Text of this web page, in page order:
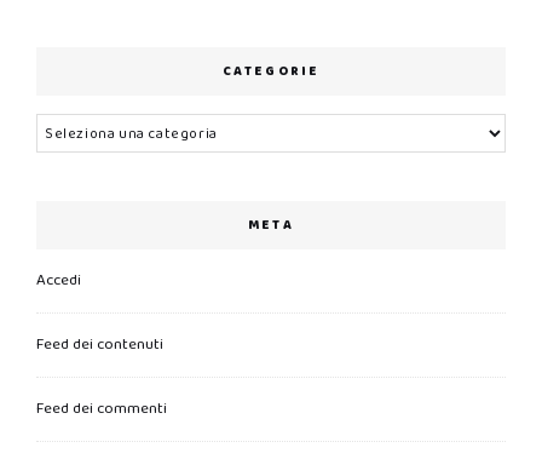
CATEGORIE
Categorie
META
Accedi
Feed dei contenuti
Feed dei commenti